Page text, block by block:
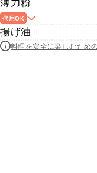
薄力粉
代用OK
揚げ油
料理を安全に楽しむため